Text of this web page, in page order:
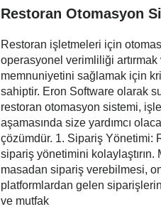
Restoran Otomasyon
Restoran işletmeleri için
operasyonel verimliliği artırmak
memnuniyetini sağlamak için
sahiptir. Eron Software olarak
restoran otomasyon sistemi,
aşamasında size yardımcı
çözümdür. 1. Sipariş Yönetimi:
sipariş yönetimini kolaylaştırın.
masadan sipariş verebilmesi,
platformlardan gelen
ve mutfak